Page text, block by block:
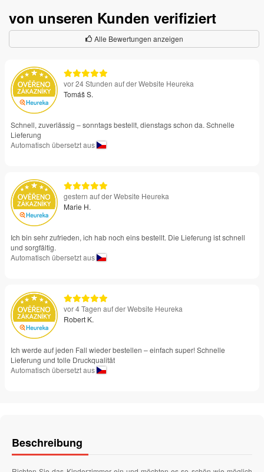
von unseren Kunden verifiziert
Alle Bewertungen anzeigen
vor 24 Stunden auf der Website Heureka
Tomáš S.
Schnell, zuverlässig – sonntags bestellt, dienstags schon da. Schnelle
Lieferung
Automatisch übersetzt aus
gestern auf der Website Heureka
Marie H.
Ich bin sehr zufrieden, ich hab noch eins bestellt. Die Lieferung ist schnell
und sorgfältig.
Automatisch übersetzt aus
vor 4 Tagen auf der Website Heureka
Robert K.
Ich werde auf jeden Fall wieder bestellen – einfach super! Schnelle
Lieferung und tolle Druckqualität
Automatisch übersetzt aus
Beschreibung